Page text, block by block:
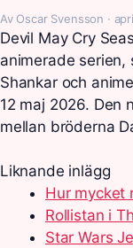
Av Oscar Svensson ·
Devil May Cry
animerade serien,
Shankar och
12 maj 2026. Den
mellan bröderna
Liknande inlägg
Hur mycket
Rollistan i
Star Wars